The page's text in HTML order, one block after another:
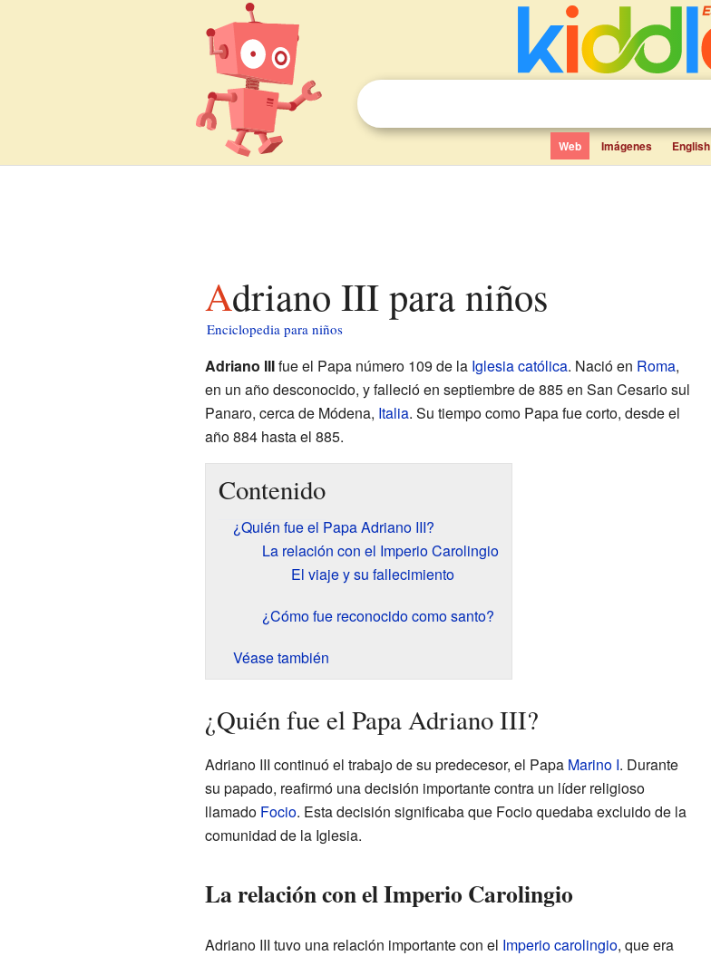
Web Imágenes English
Adriano III para niños
Enciclopedia para niños
Adriano IIIfue el Papa número 109 de la Iglesia católica. Nació en Roma,
en un año desconocido, y falleció en septiembre de 885 en San Cesario sul
Panaro, cerca de Módena, Italia. Su tiempo como Papa fue corto, desde el
año 884 hasta el 885.
Contenido
¿Quién fue el Papa Adriano III?
La relación con el Imperio Carolingio
El viaje y su fallecimiento
¿Cómo fue reconocido como santo?
Véase también
¿Quién fue el Papa Adriano III?
Adriano III continuó el trabajo de su predecesor, el Papa Marino I. Durante
su papado, reafirmó una decisión importante contra un líder religioso
llamado Focio. Esta decisión significaba que Focio quedaba excluido de la
comunidad de la Iglesia.
La relación con el Imperio Carolingio
Adriano III tuvo una relación importante con el Imperio carolingio, que era